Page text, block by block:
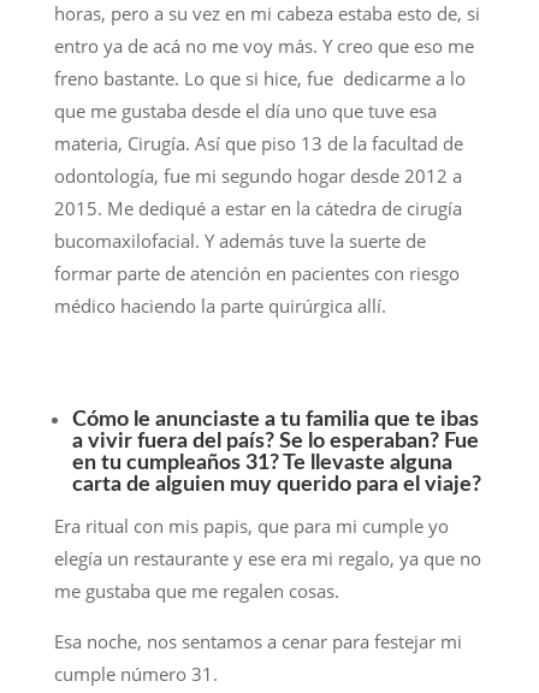
horas, pero a su vez en mi cabeza estaba esto de, si
entro ya de acá no me voy más. Y creo que eso me
freno bastante. Lo que si hice, fue dedicarme a lo
que me gustaba desde el día uno que tuve esa
materia, Cirugía. Así que piso 13 de la facultad de
odontología, fue mi segundo hogar desde 2012 a
2015. Me dediqué a estar en la cátedra de cirugía
bucomaxilofacial. Y además tuve la suerte de
formar parte de atención en pacientes con riesgo
médico haciendo la parte quirúrgica allí.
Cómo le anunciaste a tu familia que te ibas
a vivir fuera del país? Se lo esperaban? Fue
en tu cumpleaños 31? Te llevaste alguna
carta de alguien muy querido para el viaje?
Era ritual con mis papis, que para mi cumple yo
elegía un restaurante y ese era mi regalo, ya que no
me gustaba que me regalen cosas.
Esa noche, nos sentamos a cenar para festejar mi
cumple número 31.